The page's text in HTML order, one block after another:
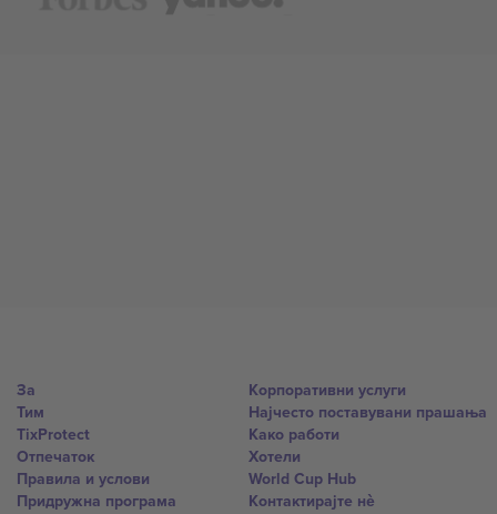
За
Тим
TixProtect
Отпечаток
Правила и услови
Придружна програма
Корпоративни услуги
Најчесто поставувани прашања
Како работи
Хотели
World Cup Hub
Контактирајте нѐ